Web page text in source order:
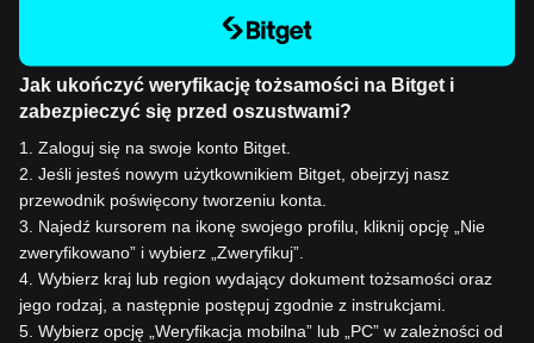
Jak ukończyć weryfikację tożsamości na Bitget i
zabezpieczyć się przed oszustwami?
1
Zaloguj się na swoje konto Bitget.
2 Jeśli jesteś nowym użytkownikiem Bitget, obejrzyj nasz
przewodnik poświęcony tworzeniu konta.
3
Najedź kursorem na ikonę swojego profilu, kliknij opcję „Nie
zweryfikowano” i wybierz „Zweryfikuj”.
4 Wybierz kraj lub region wydający dokument tożsamości oraz
jego rodzaj, a następnie postępuj zgodnie z instrukcjami.
5 Wybierz opcję „Weryfikacja mobilna” lub „PC” w zależności od